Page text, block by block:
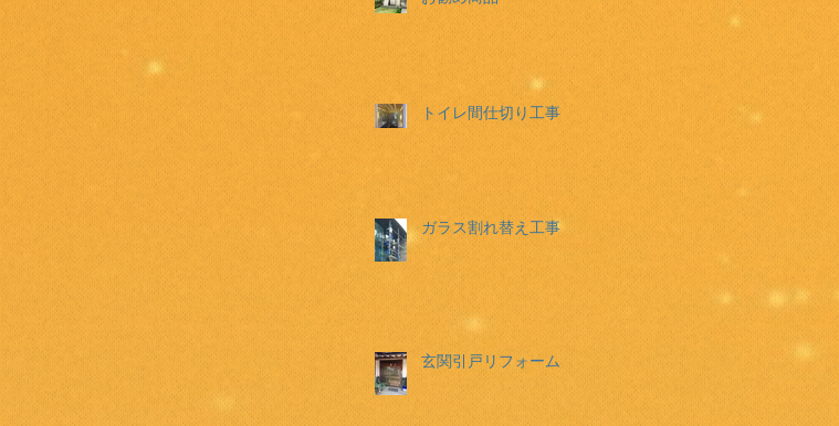
トイレ間仕切り工事
ガラス割れ替え工事
玄関引戸リフォーム